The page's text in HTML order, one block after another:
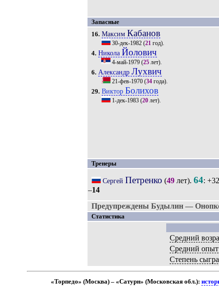
Запасные
16. Максим Кабанов
30-дек-1982(21год).
4. Никола Йолович
4-май-1979(25лет).
6. Александр Лухвич
21-фев-1970(34года).
29. Виктор Болихов
1-дек-1983(20лет).
Тренеры
Сергей Петренко (49лет). 64:
–14
Предупреждены Будылин —
Статистика
Средний
Средний опыт
Степень
«Торпедо» (Москва) – «Сатурн» (Московская обл.):